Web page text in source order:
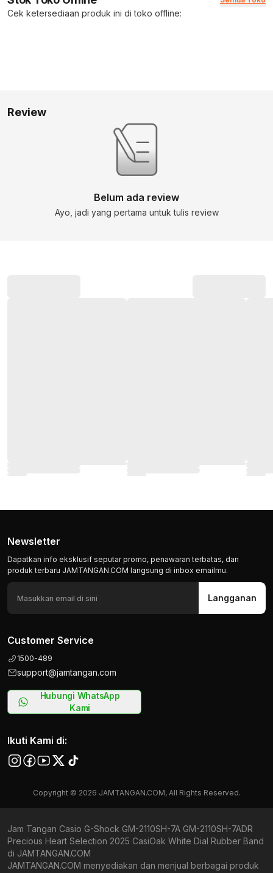
Newsletter
Dapatkan info eksklusif seputar promo, penawaran terbatas, dan
produk terbaru JAMTANGAN.COM langsung di inbox emailmu.
Langganan
Customer Service
1500-489
support@jamtangan.com
Hubungi WhatsApp
Kami
Ikuti Kami di:
Copyright © 2026 JAMTANGAN.COM, All Rights Reserved.
Jam Tangan Casio G-Shock GM-2110SH-7A GM-2110SH-7ADR
Precious Heart Selection 2025 CasiOak White Dial Rubber Band
di JAMTANGAN.COM
JAMTANGAN.COM menyediakan dan menjual berbagai produk
Cek ketersediaan produk ini di toko offline:
Review
Belum ada review
Ayo, jadi yang pertama untuk tulis review